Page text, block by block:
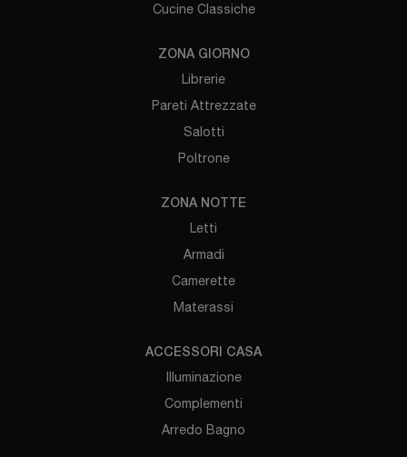
Cucine Classiche
ZONA GIORNO
Librerie
Pareti Attrezzate
Salotti
Poltrone
ZONA NOTTE
Letti
Armadi
Camerette
Materassi
ACCESSORI CASA
Illuminazione
Complementi
Arredo Bagno